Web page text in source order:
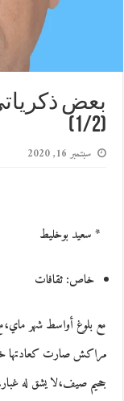
بعض
(1/2)
سبتمبر 16, 2020
*سعيد بوخليط
خاص: ثقافات
مع بلوغ أواسط شهر
مراكش صارت كعادتها
جحيم صيف،لا يشق له